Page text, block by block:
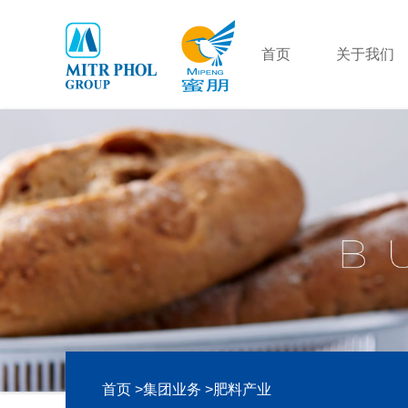
首页 关于我们
首页 >集团业务 >肥料产业